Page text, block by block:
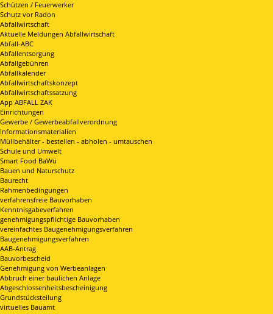
Schützen / Feuerwerker
Schutz vor Radon
Abfallwirtschaft
Aktuelle Meldungen Abfallwirtschaft
Abfall-ABC
Abfallentsorgung
Abfallgebühren
Abfallkalender
Abfallwirtschaftskonzept
Abfallwirtschaftssatzung
App ABFALL ZAK
Einrichtungen
Gewerbe / Gewerbeabfallverordnung
Informationsmaterialien
Müllbehälter - bestellen - abholen - umtauschen
Schule und Umwelt
Smart Food BaWü
Bauen und Naturschutz
Baurecht
Rahmenbedingungen
verfahrensfreie Bauvorhaben
Kenntnisgabeverfahren
genehmigungspflichtige Bauvorhaben
vereinfachtes Baugenehmigungsverfahren
Baugenehmigungsverfahren
AAB-Antrag
Bauvorbescheid
Genehmigung von Werbeanlagen
Abbruch einer baulichen Anlage
Abgeschlossenheitsbescheinigung
Grundstücksteilung
virtuelles Bauamt